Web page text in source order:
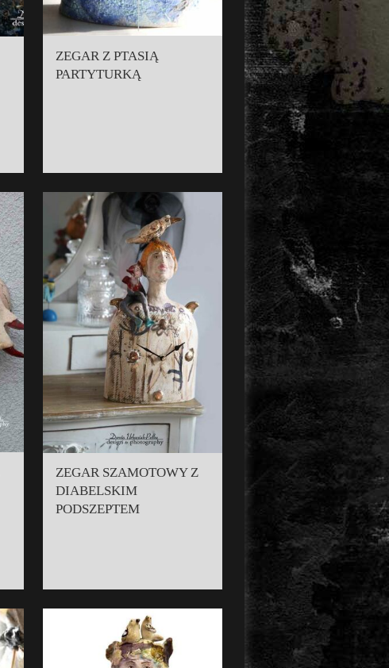
ZEGAR Z PTASIĄ
PARTYTURKĄ
ZEGAR SZAMOTOWY Z
DIABELSKIM
PODSZEPTEM